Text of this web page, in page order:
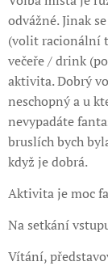
odvážné. Jinak
(volit racionální
večeře / drink
aktivita. Dobrý
neschopný a u
nevypadáte
bruslích bych
když je dobrá.
Aktivita je moc
Na setkání
Vítání,